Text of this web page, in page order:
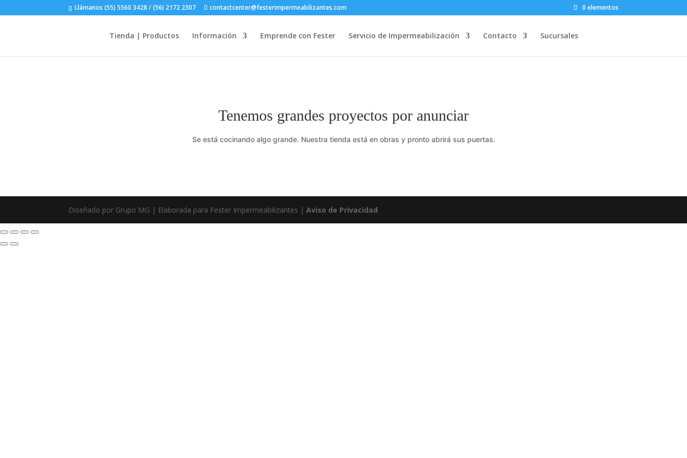
Llámanos (55) 5560 3428 / (56) 2172 2307 contactcenter@festerimpermeabilizantes.com 0 elementos
Tienda | Productos Información Emprende con Fester Servicio de Impermeabilización Contacto Sucursales
Tenemos grandes proyectos por anunciar
Se está cocinando algo grande. Nuestra tienda está en obras y pronto abrirá sus puertas.
Diseñado por Grupo MG | Elaborada para Fester Impermeabilizantes |Aviso de Privacidad